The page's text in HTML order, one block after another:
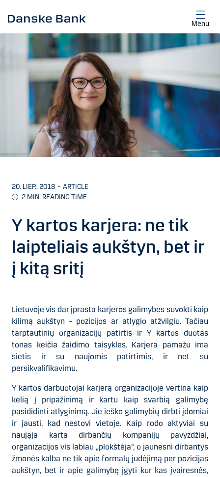
Menu
20. LIEP.. 2018 – ARTICLE
2 MIN. READING TIME
Y kartos karjera: ne tik
laipteliais aukštyn, bet ir
į kitą sritį
Lietuvoje vis dar įprasta karjeros galimybes suvokti kaip
kilimą aukštyn – pozicijos ar atlygio atžvilgiu. Tačiau
tarptautinių organizacijų patirtis ir Y kartos duotas
tonas keičia žaidimo taisykles. Karjera pamažu ima
sietis ir su naujomis patirtimis, ir net su
persikvalifikavimu.
Y kartos darbuotojai karjerą organizacijoje vertina kaip
kelią į pripažinimą ir kartu kaip svarbią galimybę
pasididinti atlyginimą. Jie ieško galimybių dirbti įdomiai
ir jausti, kad nestovi vietoje. Kaip rodo aktyviai su
naująja karta dirbančių kompanijų pavyzdžiai,
organizacijos vis labiau „plokštėja“, o jaunesni dirbantys
žmonės kalba ne tik apie formalų judėjimą per pozicijas
aukštyn, bet ir apie galimybę įgyti kur kas įvairesnės,